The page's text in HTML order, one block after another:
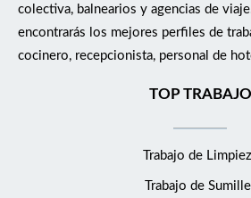
colectiva, balnearios y agencias de
encontrarás los mejores perfiles de
cocinero, recepcionista, personal de
TOP TRABAJO
Trabajo de
Trabajo de